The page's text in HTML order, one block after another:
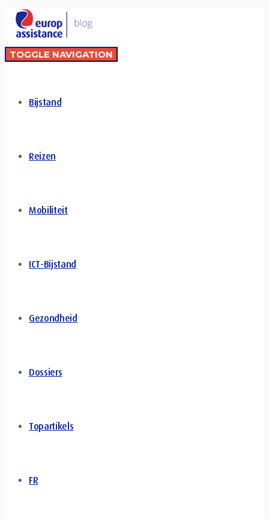
TOGGLE NAVIGATION
Bijstand
Reizen
Mobiliteit
ICT-Bijstand
Gezondheid
Dossiers
Topartikels
FR